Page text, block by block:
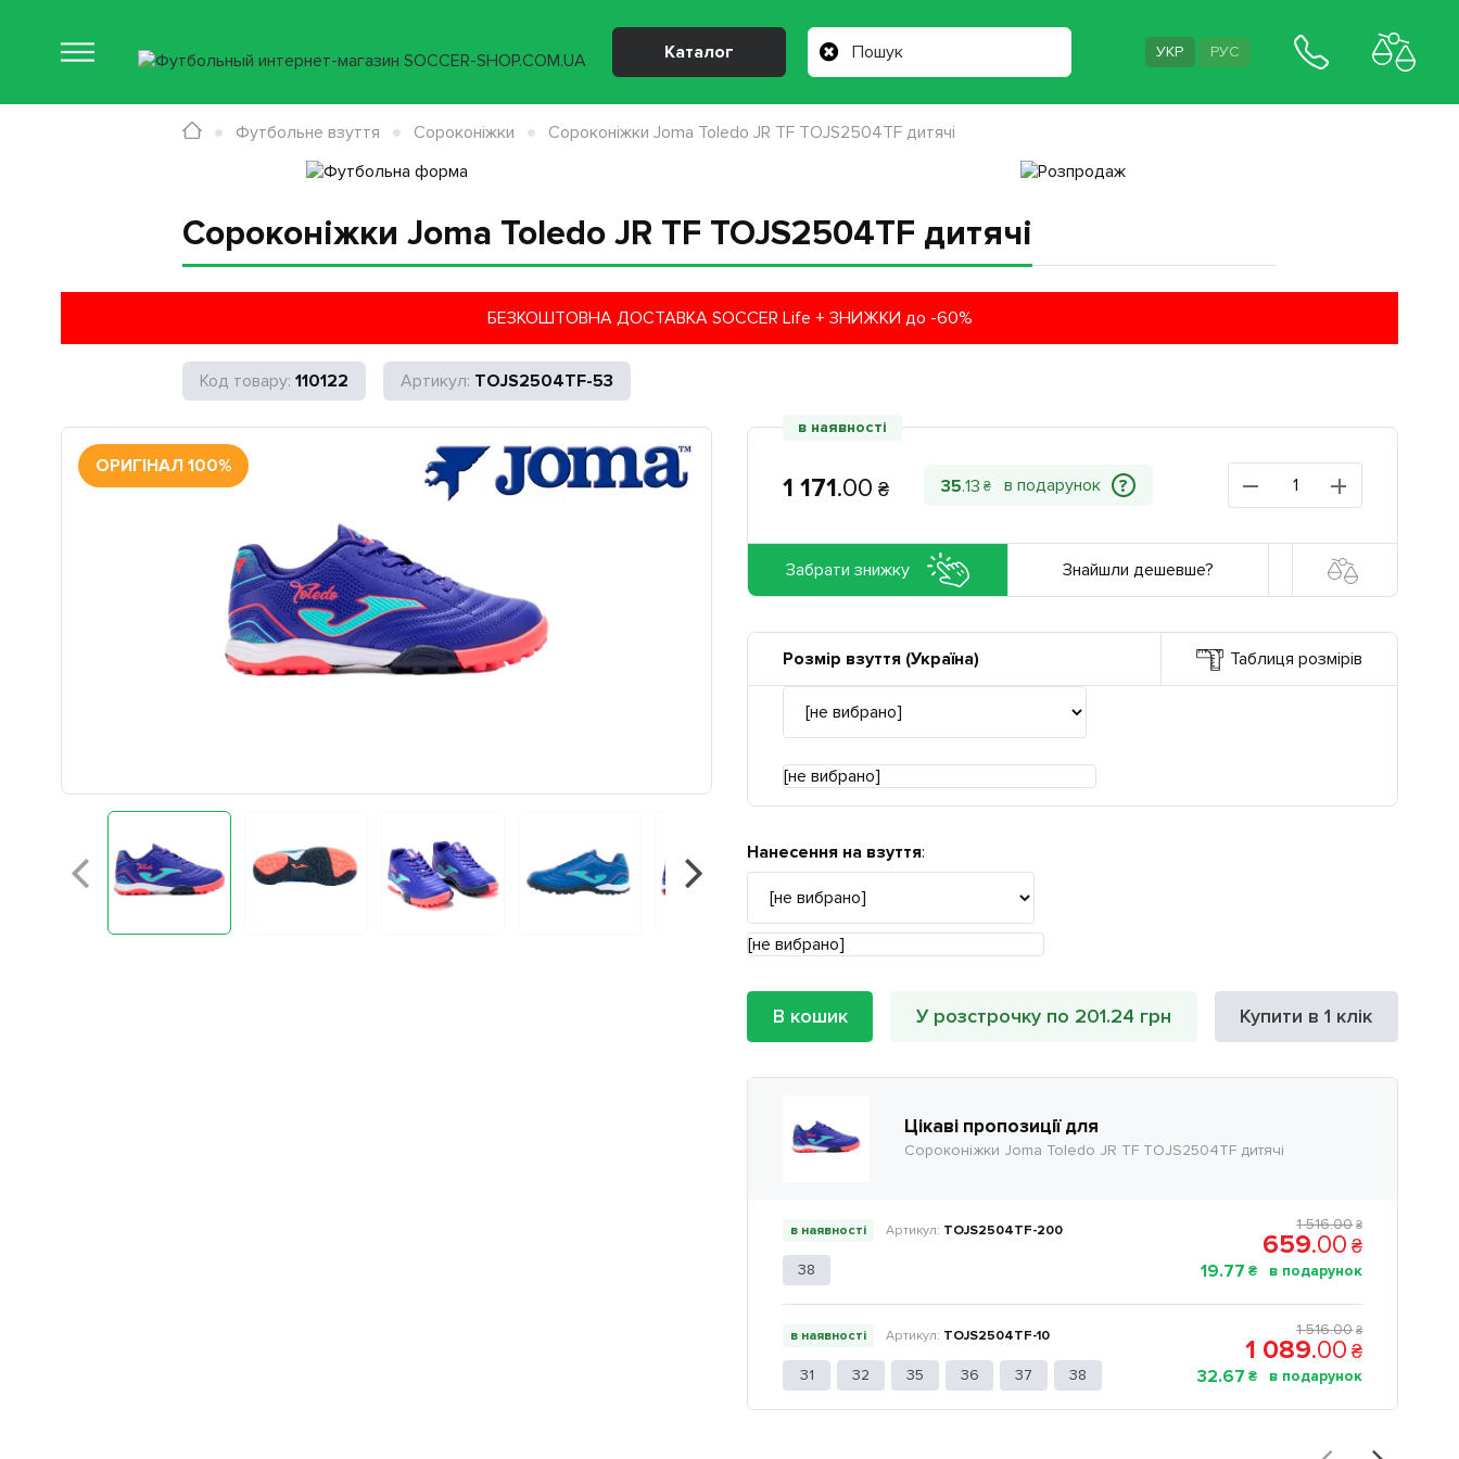
Сороконіжки Joma Toledo JR TF TOJS2504TF дитячі
БЕЗКОШТОВНА ДОСТАВКА SOCCER Life + ЗНИЖКИ до -60%
110122 TOJS2504TF-53
ОРИГІНАЛ 100%
в наявності
1 171.00 ₴ 35.13 ₴ ?
Забрати знижку Знайшли дешевше?
Розмір взуття (Україна) Таблиця розмірів
[не вибрано]
Нанесення на взуття:
[не вибрано]
В кошик У розстрочку по 201.24 грн Купити в 1 клік
Цікаві пропозиції для
Сороконіжки Joma Toledo JR TF TOJS2504TF дитячі
в наявності TOJS2504TF-200
38
1 516.00 ₴
659.00 ₴
19.77 ₴
в наявності TOJS2504TF-10
31 32 35 36 37 38
1 516.00 ₴
1 089.00 ₴
32.67 ₴
Каталог УКР РУС
Футбольне взуття Сороконіжки Сороконіжки Joma Toledo JR TF TOJS2504TF дитячі